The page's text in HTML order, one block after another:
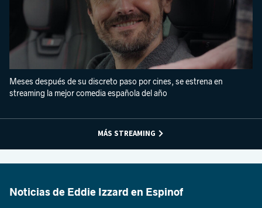
Meses después de su discreto paso por cines, se estrena en
streaming la mejor comedia española del año
MÁS STREAMING
Noticias de Eddie Izzard en Espinof